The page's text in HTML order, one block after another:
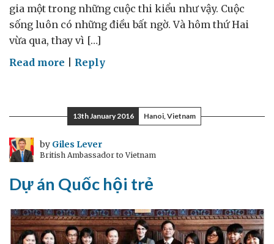
gia một trong những cuộc thi kiểu như vậy. Cuộc
sống luôn có những điều bất ngờ. Và hôm thứ Hai
vừa qua, thay vì […]
Read more on
Ẩm
thực
và
Đồ
Anh
tại
Việt
Reply
13th January 2016 Hanoi, Vietnam
by Giles Lever
British Ambassador to Vietnam
Dự án Quốc hội trẻ